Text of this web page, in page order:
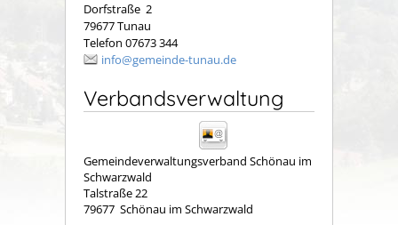
Dorfstraße 2
79677 Tunau
Telefon 07673 344
info@gemeinde-tunau.de
Verbandsverwaltung
Gemeindeverwaltungsverband Schönau im
Schwarzwald
Talstraße 22
79677 Schönau im Schwarzwald